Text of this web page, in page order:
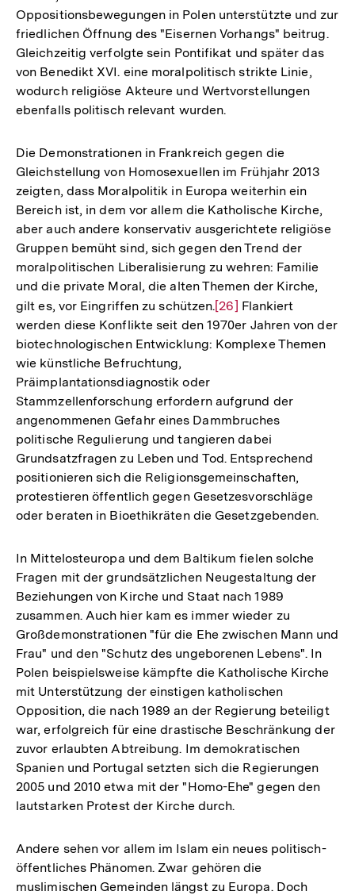
Oppositionsbewegungen in Polen unterstützte und zur
friedlichen Öffnung des "Eisernen Vorhangs" beitrug.
Gleichzeitig verfolgte sein Pontifikat und später das
von Benedikt XVI. eine moralpolitisch strikte Linie,
wodurch religiöse Akteure und Wertvorstellungen
ebenfalls politisch relevant wurden.
Die Demonstrationen in Frankreich gegen die
Gleichstellung von Homosexuellen im Frühjahr 2013
zeigten, dass Moralpolitik in Europa weiterhin ein
Bereich ist, in dem vor allem die Katholische Kirche,
aber auch andere konservativ ausgerichtete religiöse
Gruppen bemüht sind, sich gegen den Trend der
moralpolitischen Liberalisierung zu wehren: Familie
und die private Moral, die alten Themen der Kirche,
gilt es, vor Eingriffen zu schützen.Zur
Auflösung
der
[26] Flankiert
werden diese Konflikte seit den 1970er Jahren von der
biotechnologischen Entwicklung: Komplexe Themen
wie künstliche Befruchtung,
Präimplantationsdiagnostik oder
Stammzellenforschung erfordern aufgrund der
angenommenen Gefahr eines Dammbruches
politische Regulierung und tangieren dabei
Grundsatzfragen zu Leben und Tod. Entsprechend
positionieren sich die Religionsgemeinschaften,
protestieren öffentlich gegen Gesetzesvorschläge
oder beraten in Bioethikräten die Gesetzgebenden.
In Mittelosteuropa und dem Baltikum fielen solche
Fragen mit der grundsätzlichen Neugestaltung der
Beziehungen von Kirche und Staat nach 1989
zusammen. Auch hier kam es immer wieder zu
Großdemonstrationen "für die Ehe zwischen Mann und
Frau" und den "Schutz des ungeborenen Lebens". In
Polen beispielsweise kämpfte die Katholische Kirche
mit Unterstützung der einstigen katholischen
Opposition, die nach 1989 an der Regierung beteiligt
war, erfolgreich für eine drastische Beschränkung der
zuvor erlaubten Abtreibung. Im demokratischen
Spanien und Portugal setzten sich die Regierungen
2005 und 2010 etwa mit der "Homo-Ehe" gegen den
lautstarken Protest der Kirche durch.
Andere sehen vor allem im Islam ein neues politisch-
öffentliches Phänomen. Zwar gehören die
muslimischen Gemeinden längst zu Europa. Doch